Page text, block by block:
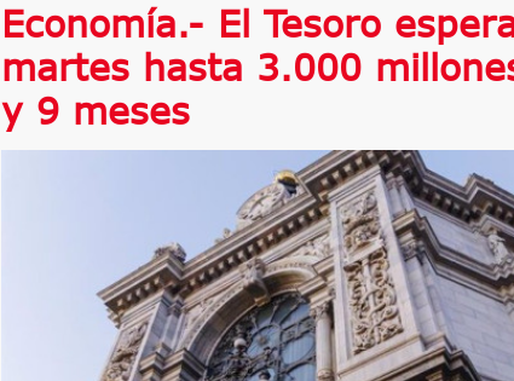
Economía.- El Tesoro
martes hasta 3.000
y 9 meses